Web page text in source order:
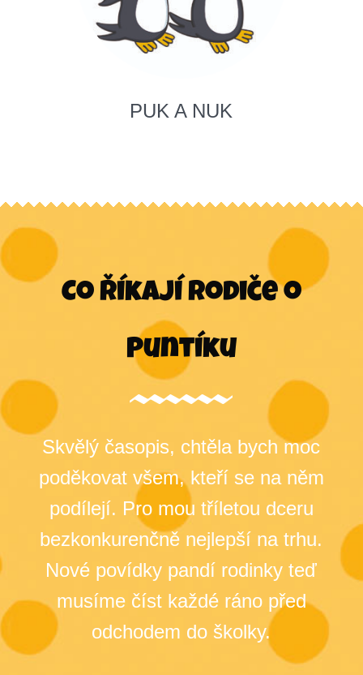
PUK A NUK
Co říkají rodiče o
Puntíku
Skvělý časopis, chtěla bych moc
poděkovat všem, kteří se na něm
podílejí. Pro mou tříletou dceru
bezkonkurenčně nejlepší na trhu.
Nové povídky pandí rodinky teď
musíme číst každé ráno před
odchodem do školky.